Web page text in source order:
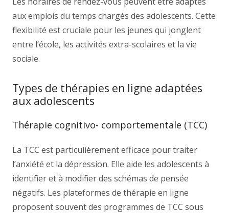
aux emplois du temps chargés des adolescents. Cette
flexibilité est cruciale pour les jeunes qui jonglent
entre l’école, les activités extra-scolaires et la vie
sociale.
Types de thérapies en ligne adaptées
aux adolescents
Thérapie cognitivo- comportementale (TCC)
La TCC est particulièrement efficace pour traiter
l’anxiété et la dépression. Elle aide les adolescents à
identifier et à modifier des schémas de pensée
négatifs. Les plateformes de thérapie en ligne
proposent souvent des programmes de TCC sous